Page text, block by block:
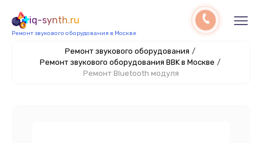
iq-synth.ru
Ремонт звукового оборудования в Москве
Ремонт звукового оборудования /
Ремонт звукового оборудования BBK в Москве /
Ремонт Bluetooth модуля